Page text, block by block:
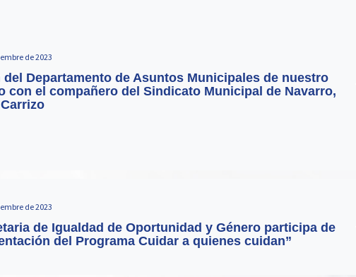
de 2023
del Departamento de Asuntos Municipales de nuestro
con el compañero del Sindicato Municipal de Navarro,
de 2023
de Igualdad de Oportunidad y Género participa de
del Programa Cuidar a quienes cuidan”